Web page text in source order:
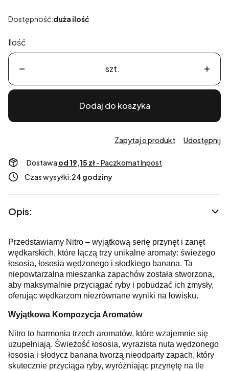
Dostępność:duża ilość
Ilość
szt.
Dodaj do koszyka
Zapytaj o produkt Udostępnij
Dostawa od 19,15 zł- Paczkomat Inpost
Czas wysyłki:24 godziny
Opis:
Przedstawiamy Nitro – wyjątkową serię przynęt i zanęt
wędkarskich, które łączą trzy unikalne aromaty: świeżego
łososia, łososia wędzonego i słodkiego banana. Ta
niepowtarzalna mieszanka zapachów została stworzona,
aby maksymalnie przyciągać ryby i pobudzać ich zmysły,
oferując wędkarzom niezrównane wyniki na łowisku.
Wyjątkowa Kompozycja Aromatów
Nitro to harmonia trzech aromatów, które wzajemnie się
uzupełniają. Świeżość łososia, wyrazista nuta wędzonego
łososia i słodycz banana tworzą nieodparty zapach, który
skutecznie przyciąga ryby, wyróżniając przynętę na tle